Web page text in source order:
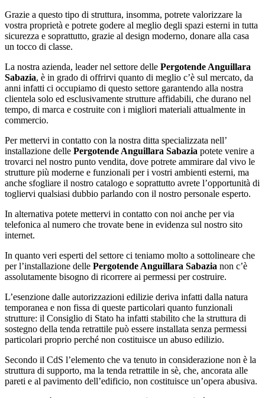
Grazie a questo tipo di struttura, insomma, potrete valorizzare la
vostra proprietà e potrete godere al meglio degli spazi esterni in tutta
sicurezza e soprattutto, grazie al design moderno, donare alla casa
un tocco di classe.
La nostra azienda, leader nel settore delle Pergotende Anguillara
Sabazia, è in grado di offrirvi quanto di meglio c’è sul mercato, da
anni infatti ci occupiamo di questo settore garantendo alla nostra
clientela solo ed esclusivamente strutture affidabili, che durano nel
tempo, di marca e costruite con i migliori materiali attualmente in
commercio.
Per mettervi in contatto con la nostra ditta specializzata nell’
installazione delle Pergotende Anguillara Sabazia potete venire a
trovarci nel nostro punto vendita, dove potrete ammirare dal vivo le
strutture più moderne e funzionali per i vostri ambienti esterni, ma
anche sfogliare il nostro catalogo e soprattutto avrete l’opportunità di
togliervi qualsiasi dubbio parlando con il nostro personale esperto.
In alternativa potete mettervi in contatto con noi anche per via
telefonica al numero che trovate bene in evidenza sul nostro sito
internet.
In quanto veri esperti del settore ci teniamo molto a sottolineare che
per l’installazione delle Pergotende Anguillara Sabazia non c’è
assolutamente bisogno di ricorrere ai permessi per costruire.
L’esenzione dalle autorizzazioni edilizie deriva infatti dalla natura
temporanea e non fissa di queste particolari quanto funzionali
strutture: il Consiglio di Stato ha infatti stabilito che la struttura di
sostegno della tenda retrattile può essere installata senza permessi
particolari proprio perché non costituisce un abuso edilizio.
Secondo il CdS l’elemento che va tenuto in considerazione non è la
struttura di supporto, ma la tenda retrattile in sè, che, ancorata alle
pareti e al pavimento dell’edificio, non costituisce un’opera abusiva.